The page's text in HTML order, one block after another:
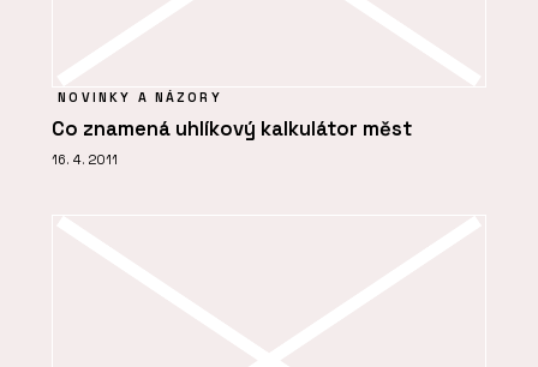
NOVINKY A NÁZORY
Co znamená uhlíkový kalkulátor měst
16. 4. 2011